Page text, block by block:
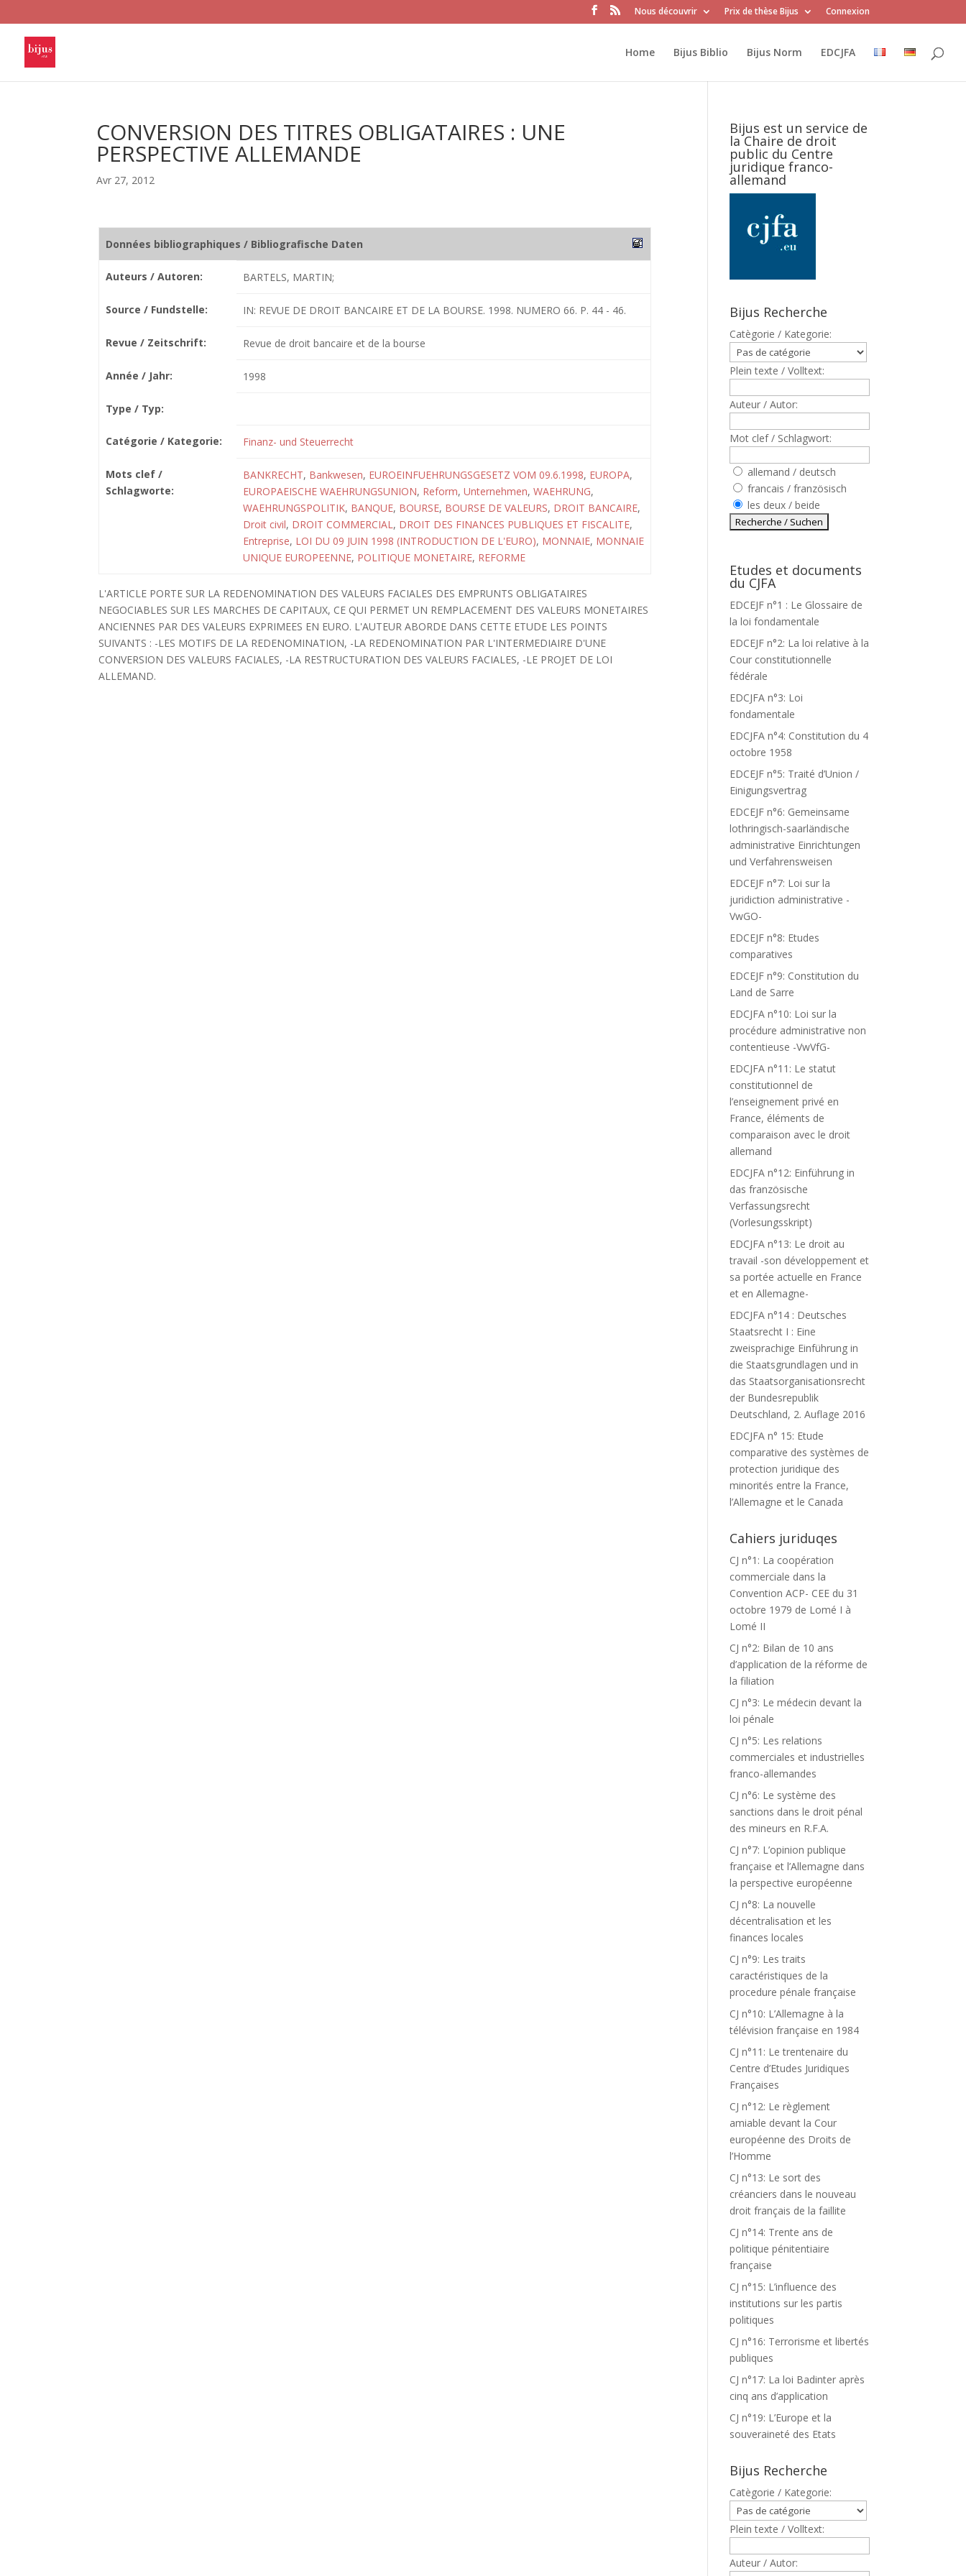
Nous découvrir Prix de thèse Bijus Connexion
Home Bijus Biblio Bijus Norm EDCJFA
CONVERSION DES TITRES OBLIGATAIRES : UNE
PERSPECTIVE ALLEMANDE
Avr 27, 2012
Données bibliographiques / Bibliografische Daten
Auteurs / Autoren: BARTELS, MARTIN;
Source / Fundstelle: IN: REVUE DE DROIT BANCAIRE ET DE LA BOURSE. 1998. NUMERO 66. P. 44 - 46.
Revue / Zeitschrift: Revue de droit bancaire et de la bourse
Année / Jahr: 1998
Type / Typ:
Catégorie / Kategorie: Finanz- und Steuerrecht
Mots clef /
Schlagworte:
BANKRECHT, Bankwesen, EUROEINFUEHRUNGSGESETZ VOM 09.6.1998, EUROPA,
EUROPAEISCHE WAEHRUNGSUNION, Reform, Unternehmen, WAEHRUNG,
WAEHRUNGSPOLITIK, BANQUE, BOURSE, BOURSE DE VALEURS, DROIT BANCAIRE,
Droit civil, DROIT COMMERCIAL, DROIT DES FINANCES PUBLIQUES ET FISCALITE,
Entreprise, LOI DU 09 JUIN 1998 (INTRODUCTION DE L'EURO), MONNAIE, MONNAIE
UNIQUE EUROPEENNE, POLITIQUE MONETAIRE, REFORME
L'ARTICLE PORTE SUR LA REDENOMINATION DES VALEURS FACIALES DES EMPRUNTS OBLIGATAIRES
NEGOCIABLES SUR LES MARCHES DE CAPITAUX, CE QUI PERMET UN REMPLACEMENT DES VALEURS MONETAIRES
ANCIENNES PAR DES VALEURS EXPRIMEES EN EURO. L'AUTEUR ABORDE DANS CETTE ETUDE LES POINTS
SUIVANTS : -LES MOTIFS DE LA REDENOMINATION, -LA REDENOMINATION PAR L'INTERMEDIAIRE D'UNE
CONVERSION DES VALEURS FACIALES, -LA RESTRUCTURATION DES VALEURS FACIALES, -LE PROJET DE LOI
ALLEMAND.
Bijus est un service de
la Chaire de droit
public du Centre
juridique franco-
allemand
Bijus Recherche
Catègorie / Kategorie:
Plein texte / Volltext:
Auteur / Autor:
Mot clef / Schlagwort:
allemand / deutsch
francais / französisch
les deux / beide
Etudes et documents
du CJFA
EDCEJF n°1 : Le Glossaire de
la loi fondamentale
EDCEJF n°2: La loi relative à la
Cour constitutionnelle
fédérale
EDCJFA n°3: Loi
fondamentale
EDCJFA n°4: Constitution du 4
octobre 1958
EDCEJF n°5: Traité d’Union /
Einigungsvertrag
EDCEJF n°6: Gemeinsame
lothringisch-saarländische
administrative Einrichtungen
und Verfahrensweisen
EDCEJF n°7: Loi sur la
juridiction administrative -
VwGO-
EDCEJF n°8: Etudes
comparatives
EDCEJF n°9: Constitution du
Land de Sarre
EDCJFA n°10: Loi sur la
procédure administrative non
contentieuse -VwVfG-
EDCJFA n°11: Le statut
constitutionnel de
l’enseignement privé en
France, éléments de
comparaison avec le droit
allemand
EDCJFA n°12: Einführung in
das französische
Verfassungsrecht
(Vorlesungsskript)
EDCJFA n°13: Le droit au
travail -son développement et
sa portée actuelle en France
et en Allemagne-
EDCJFA n°14 : Deutsches
Staatsrecht I : Eine
zweisprachige Einführung in
die Staatsgrundlagen und in
das Staatsorganisationsrecht
der Bundesrepublik
Deutschland, 2. Auflage 2016
EDCJFA n° 15: Etude
comparative des systèmes de
protection juridique des
minorités entre la France,
l’Allemagne et le Canada
Cahiers juriduqes
CJ n°1: La coopération
commerciale dans la
Convention ACP- CEE du 31
octobre 1979 de Lomé I à
Lomé II
CJ n°2: Bilan de 10 ans
d’application de la réforme de
la filiation
CJ n°3: Le médecin devant la
loi pénale
CJ n°5: Les relations
commerciales et industrielles
franco-allemandes
CJ n°6: Le système des
sanctions dans le droit pénal
des mineurs en R.F.A.
CJ n°7: L’opinion publique
française et l’Allemagne dans
la perspective européenne
CJ n°8: La nouvelle
décentralisation et les
finances locales
CJ n°9: Les traits
caractéristiques de la
procedure pénale française
CJ n°10: L’Allemagne à la
télévision française en 1984
CJ n°11: Le trentenaire du
Centre d’Etudes Juridiques
Françaises
CJ n°12: Le règlement
amiable devant la Cour
européenne des Droits de
l’Homme
CJ n°13: Le sort des
créanciers dans le nouveau
droit français de la faillite
CJ n°14: Trente ans de
politique pénitentiaire
française
CJ n°15: L’influence des
institutions sur les partis
politiques
CJ n°16: Terrorisme et libertés
publiques
CJ n°17: La loi Badinter après
cinq ans d’application
CJ n°19: L’Europe et la
souveraineté des Etats
Bijus Recherche
Catègorie / Kategorie:
Plein texte / Volltext:
Auteur / Autor: